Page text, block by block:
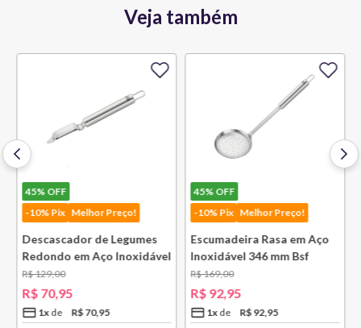
Veja também
45% OFF
-10% Pix Melhor Preço!
Descascador de Legumes
Redondo em Aço Inoxidável
131 mm Bsf
R$129,00
R$ 70,95
1x R$70,95
45% OFF
-10% Pix Melhor Preço!
Escumadeira Rasa em Aço
Inoxidável 346 mm Bsf
R$169,00
R$ 92,95
1x R$92,95